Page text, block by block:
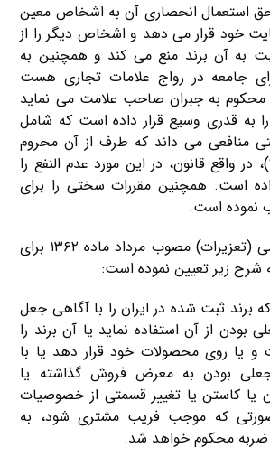
حق استعمال انحصاری آن به اشخاص معین
خود قرار می دهد و اشخاص دیگر را از
به آن برند منع می کند و همچنین به
جامعه در رواج علامات تجاری هست
به جبران صاحب علامت می نماید
به قدری وسیع قرار داده است که شامل
منافعی می داند که طرف از آن محروم
شده است (ماده ۴۹)، در واقع قانون، در این مورد عدم النفع را
است. همچنین مقررات سختی را برای
نموده است.
قانون مجازات اسلامی (تعزیرات) مصوب مرداد ماده ۱۳۶۲ برای
شرح زیر تعیین نموده است:
کسی که برند ثبت شده در ایران را با آگاهی جعل
بودن از آن استفاده نماید یا آن برند را
و یا روی محصولات خود قرار دهد یا با
بودن به معرض فروش گذاشته یا
یا کاستن یا تغییر قسمتی از خصوصیات
که موجب فریب مشتری شود، به